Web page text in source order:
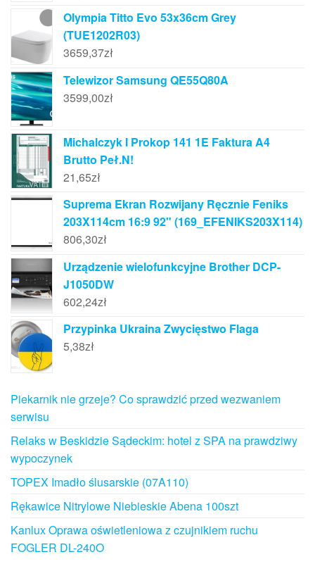
Olympia Titto Evo 53x36cm Grey
(TUE1202R03)
3659,37zł
Telewizor Samsung QE55Q80A
3599,00zł
Michalczyk I Prokop 141 1E Faktura A4
Brutto Peł.N!
21,65zł
Suprema Ekran Rozwijany Ręcznie Feniks
203X114cm 16:9 92" (169_EFENIKS203X114)
806,30zł
Urządzenie wielofunkcyjne Brother DCP-
J1050DW
602,24zł
Przypinka Ukraina Zwycięstwo Flaga
5,38zł
Piekarnik nie grzeje? Co sprawdzić przed wezwaniem
serwisu
Relaks w Beskidzie Sądeckim: hotel z SPA na prawdziwy
wypoczynek
TOPEX Imadło ślusarskie (07A110)
Rękawice Nitrylowe Niebieskie Abena 100szt
Kanlux Oprawa oświetleniowa z czujnikiem ruchu
FOGLER DL-240O